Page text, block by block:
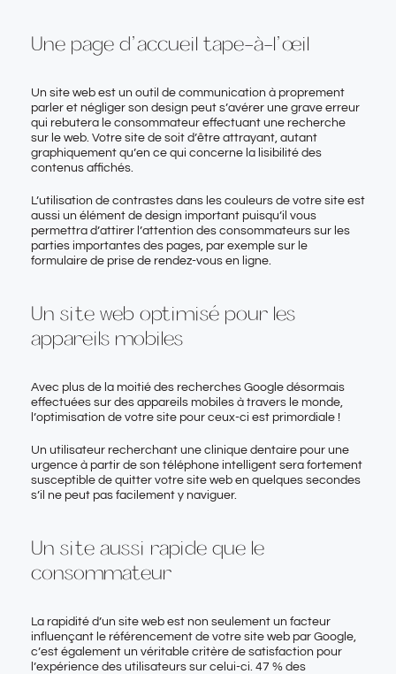
Une page d’accueil tape-à-l’œil
Un site web est un outil de communication à proprement
parler et négliger son design peut s’avérer une grave erreur
qui rebutera le consommateur effectuant une recherche
sur le web. Votre site de soit d’être attrayant, autant
graphiquement qu’en ce qui concerne la lisibilité des
contenus affichés.
L’utilisation de contrastes dans les couleurs de votre site est
aussi un élément de design important puisqu’il vous
permettra d’attirer l’attention des consommateurs sur les
parties importantes des pages, par exemple sur le
formulaire de prise de rendez-vous en ligne.
Un site web optimisé pour les
appareils mobiles
Avec plus de la moitié des recherches Google désormais
effectuées sur des appareils mobiles à travers le monde,
l’optimisation de votre site pour ceux-ci est primordiale !
Un utilisateur recherchant une clinique dentaire pour une
urgence à partir de son téléphone intelligent sera fortement
susceptible de quitter votre site web en quelques secondes
s’il ne peut pas facilement y naviguer.
Un site aussi rapide que le
consommateur
La rapidité d’un site web est non seulement un facteur
influençant le référencement de votre site web par Google,
c’est également un véritable critère de satisfaction pour
l’expérience des utilisateurs sur celui-ci. 47 % des